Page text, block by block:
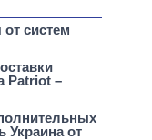
от систем
Patriot –
Украина от